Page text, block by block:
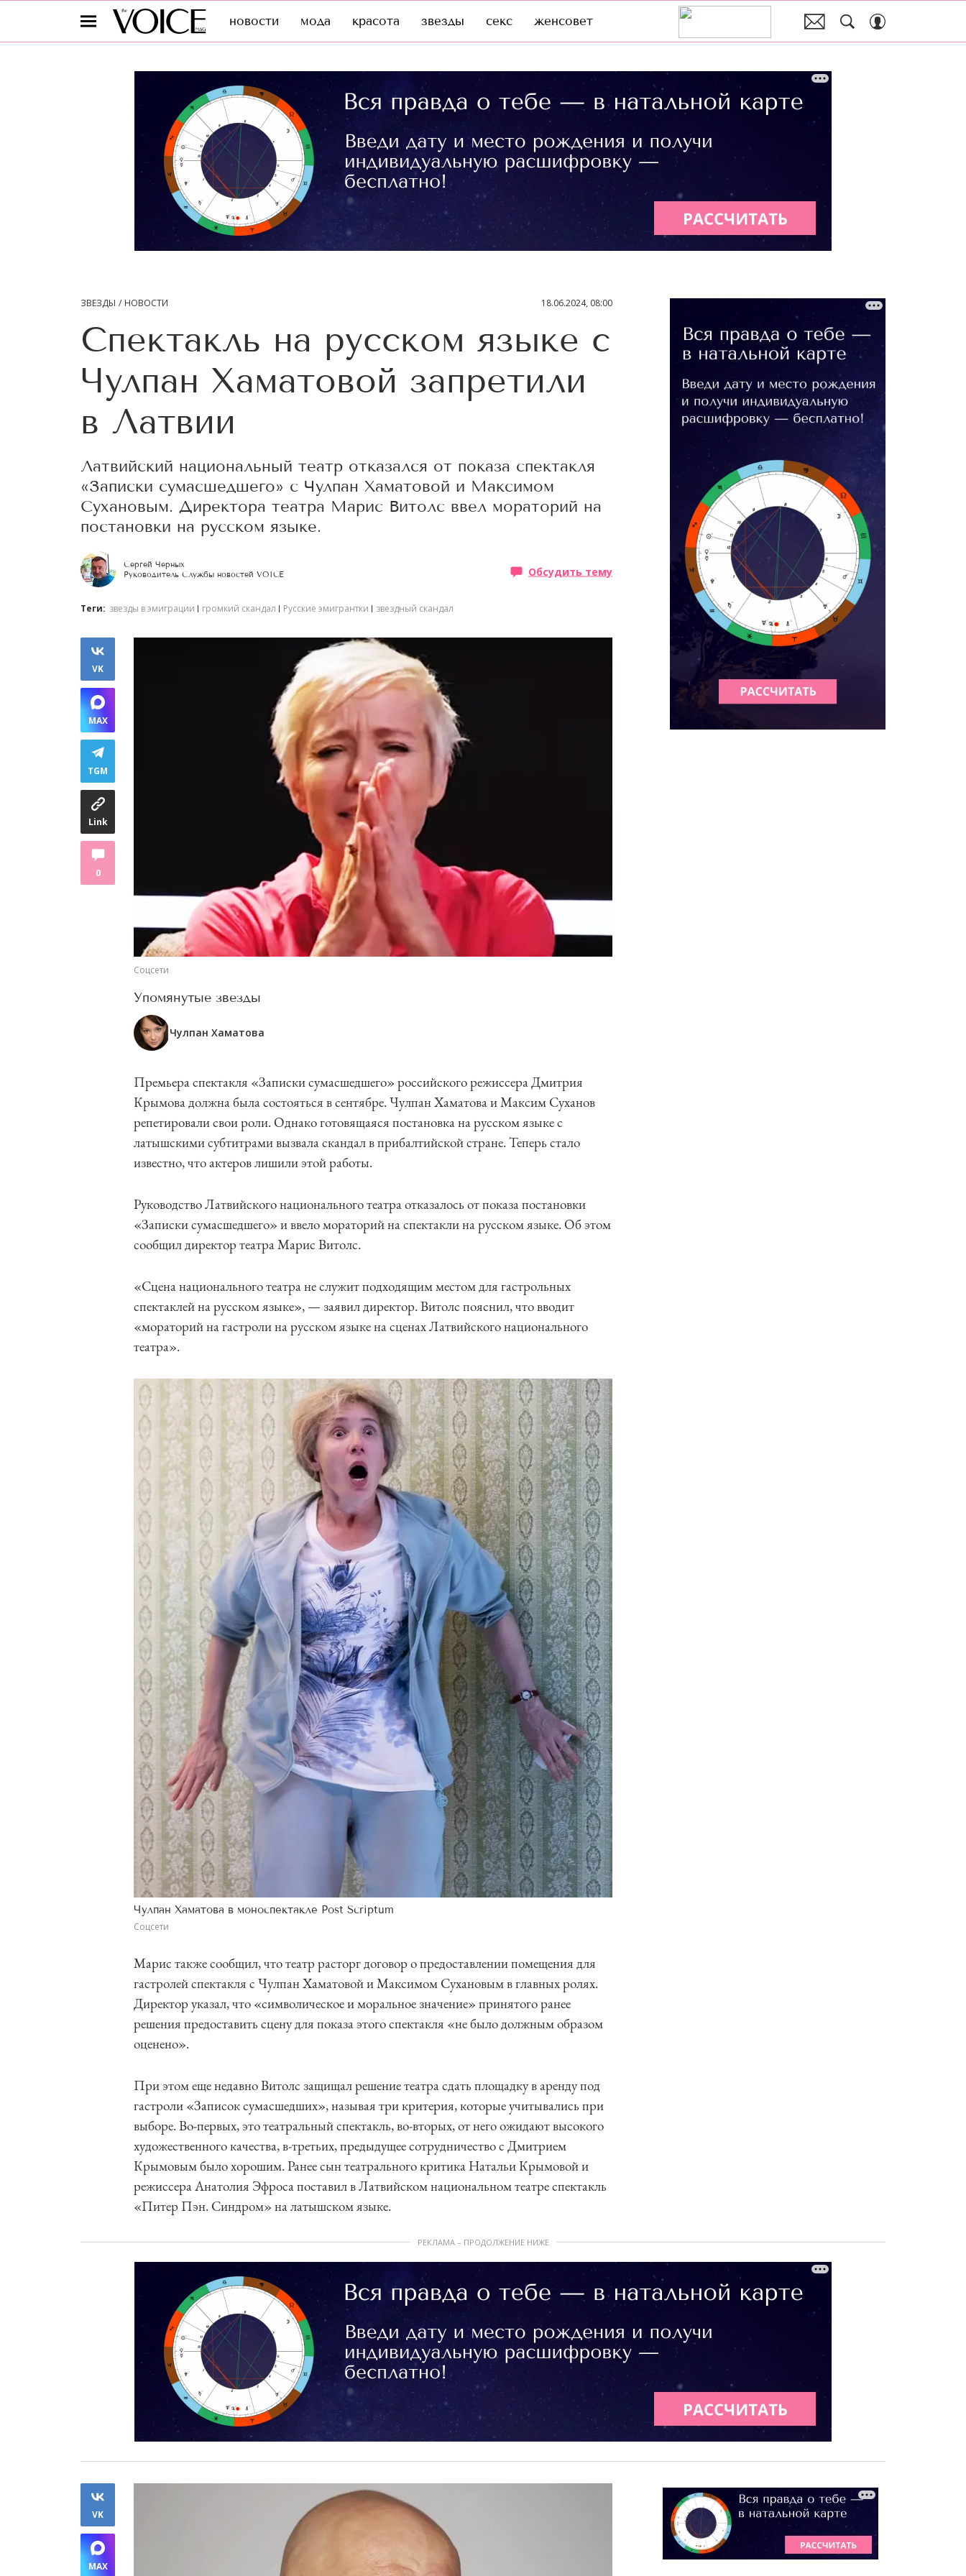
новости мода красота звезды секс женсовет
ЗВЕЗДЫ НОВОСТИ 18.06.2024, 08:00
Спектакль на русском языке с
Чулпан Хаматовой запретили
в Латвии
Латвийский национальный театр отказался от показа спектакля
«Записки сумасшедшего» с Чулпан Хаматовой и Максимом
Сухановым. Директора театра Марис Витолс ввел мораторий на
постановки на русском языке.
Сергей Черных
Руководитель Службы новостей VOICE
Обсудить тему
Теги: звезды в эмиграции громкий скандал Русские эмигрантки звездный скандал
VK
MAX
TGM
Link
0
Соцсети
Упомянутые звезды
Чулпан Хаматова
Премьера спектакля «Записки сумасшедшего» российского режиссера Дмитрия
Крымова должна была состояться в сентябре. Чулпан Хаматова и Максим Суханов
репетировали свои роли. Однако готовящаяся постановка на русском языке с
латышскими субтитрами вызвала скандал в прибалтийской стране. Теперь стало
известно, что актеров лишили этой работы.
Руководство Латвийского национального театра отказалось от показа постановки
«Записки сумасшедшего» и ввело мораторий на спектакли на русском языке. Об этом
сообщил директор театра Марис Витолс.
«Сцена национального театра не служит подходящим местом для гастрольных
спектаклей на русском языке», — заявил директор. Витолс пояснил, что вводит
«мораторий на гастроли на русском языке на сценах Латвийского национального
театра».
Чулпан Хаматова в моноспектакле Post Scriptum
Соцсети
Марис также сообщил, что театр расторг договор о предоставлении помещения для
гастролей спектакля с Чулпан Хаматовой и Максимом Сухановым в главных ролях.
Директор указал, что «символическое и моральное значение» принятого ранее
решения предоставить сцену для показа этого спектакля «не было должным образом
оценено».
При этом еще недавно Витолс защищал решение театра сдать площадку в аренду под
гастроли «Записок сумасшедших», называя три критерия, которые учитывались при
выборе. Во-первых, это театральный спектакль, во-вторых, от него ожидают высокого
художественного качества, в-третьих, предыдущее сотрудничество с Дмитрием
Крымовым было хорошим. Ранее сын театрального критика Натальи Крымовой и
режиссера Анатолия Эфроса поставил в Латвийском национальном театре спектакль
«Питер Пэн. Синдром» на латышском языке.
РЕКЛАМА – ПРОДОЛЖЕНИЕ НИЖЕ
VK
MAX